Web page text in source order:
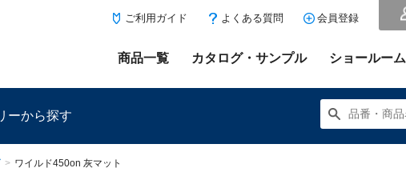
ご利用ガイド よくある質問 会員登録
商品一覧 カタログ・サンプル ショールーム
ーから探す
> ワイルド450on 灰マット